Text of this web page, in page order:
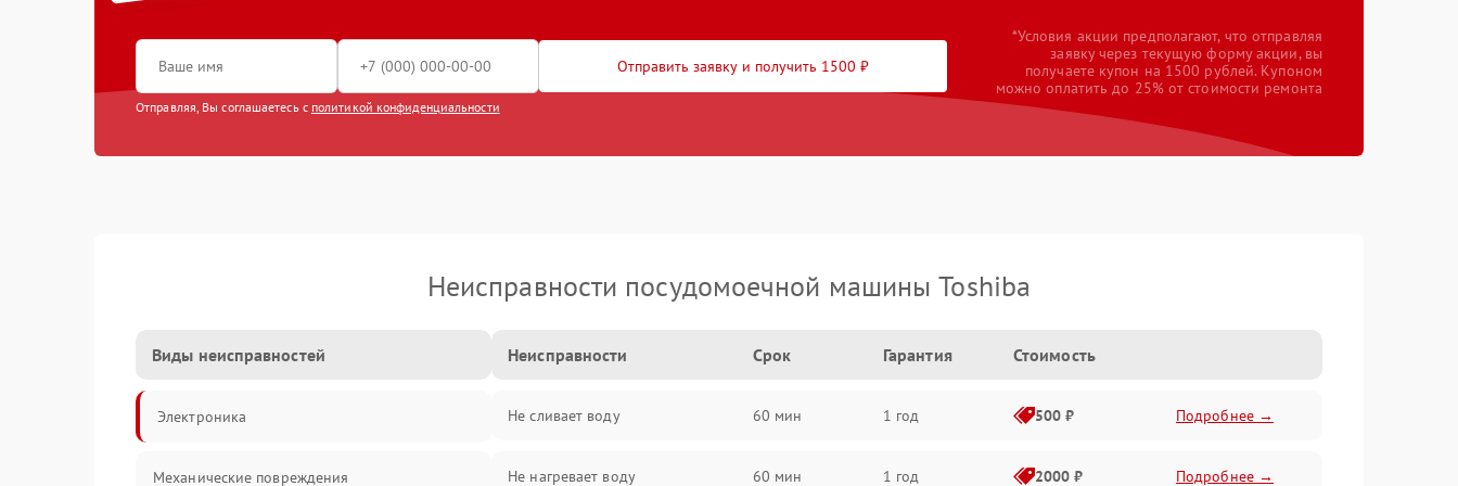
Отправить заявку и получить 1500 ₽
Отправляя, Вы соглашаетесь с политикой конфиденциальности
*Условия акции предполагают, что отправляя
заявку через текущую форму акции, вы
получаете купон на 1500 рублей. Купоном
можно оплатить до 25% от стоимости ремонта
Неисправности посудомоечной машины Toshiba
Виды неисправностей
Электроника
Механические повреждения
Неисправности Срок Гарантия Стоимость
Не сливает воду 60 мин 1 год 500 ₽ Подробнее →
Не нагревает воду 60 мин 1 год 2000 ₽ Подробнее →